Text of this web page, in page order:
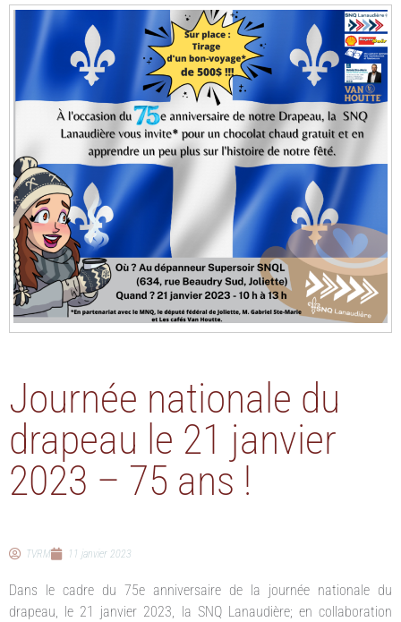
Journée nationale du
drapeau le 21 janvier
2023 – 75 ans !
TVRM 11 janvier 2023
Dans le cadre du 75e anniversaire de la journée nationale du
drapeau, le 21 janvier 2023, la SNQ Lanaudière; en collaboration